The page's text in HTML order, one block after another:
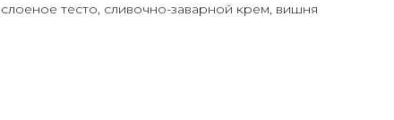
слоеное тесто, сливочно-заварной крем, вишня